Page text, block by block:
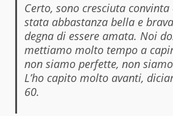
Certo, sono cresciuta
stata abbastanza bella e
degna di essere amata. Noi
mettiamo molto tempo a
non siamo perfette, non
L’ho capito molto avanti,
60.